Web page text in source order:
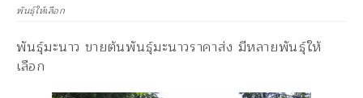
พันธุ์ให้เลือก
พันธุ์มะนาว ขายต้นพันธุ์มะนาวราคาส่ง มีหลายพันธุ์ให้
เลือก